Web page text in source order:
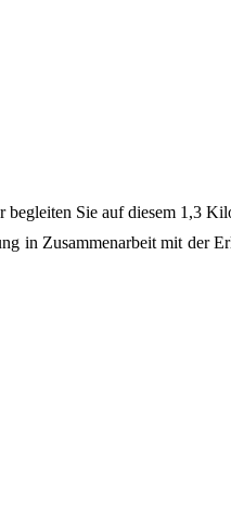
Sie auf diesem 1,3
in Zusammenarbeit mit der